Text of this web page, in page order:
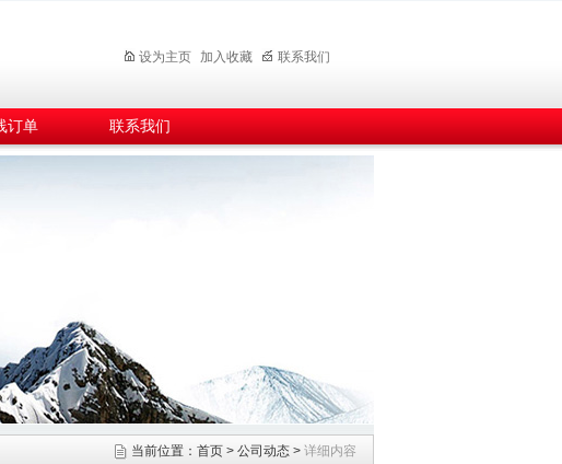
设为主页 加入收藏 联系我们
订单 联系我们
当前位置： 首页 > 公司动态 > 详细内容